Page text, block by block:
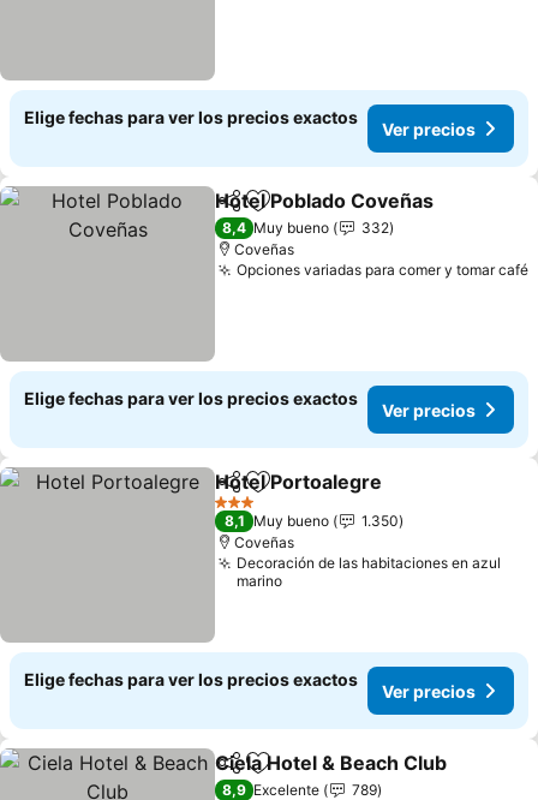
Elige fechas para ver los precios exactos
Ver precios
CompartirAgregar a favoritos
Hotel Poblado Coveñas
8,4 Muy bueno
332
Coveñas
Opciones variadas para comer y tomar café
Elige fechas para ver los precios exactos
Ver precios
CompartirAgregar a favoritos
Hotel Portoalegre
3 Estrellas
8,1 Muy bueno
1.350
Coveñas
Decoración de las habitaciones en azul
marino
Elige fechas para ver los precios exactos
Ver precios
CompartirAgregar a favoritos
Ciela Hotel & Beach Club
8,9 Excelente
789